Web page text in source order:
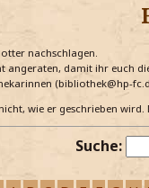
nachschlagen.
damit ihr euch
(bibliothek@hp-
wie er geschrieben
Suche: